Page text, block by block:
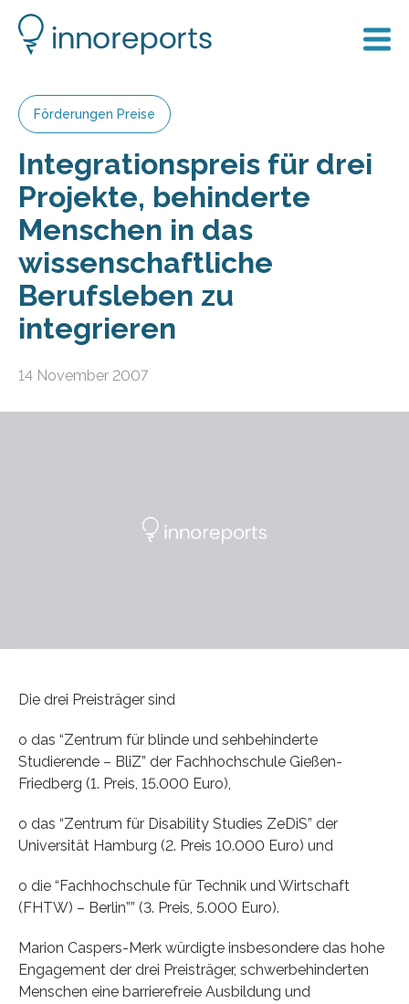
Förderungen Preise
Integrationspreis für drei
Projekte, behinderte
Menschen in das
wissenschaftliche
Berufsleben zu
integrieren
14 November 2007
Die drei Preisträger sind
o das “Zentrum für blinde und sehbehinderte
Studierende – BliZ” der Fachhochschule Gießen-
Friedberg (1. Preis, 15.000 Euro),
o das “Zentrum für Disability Studies ZeDiS” der
Universität Hamburg (2. Preis 10.000 Euro) und
o die “Fachhochschule für Technik und Wirtschaft
(FHTW) – Berlin”” (3. Preis, 5.000 Euro).
Marion Caspers-Merk würdigte insbesondere das hohe
Engagement der drei Preisträger, schwerbehinderten
Menschen eine barrierefreie Ausbildung und